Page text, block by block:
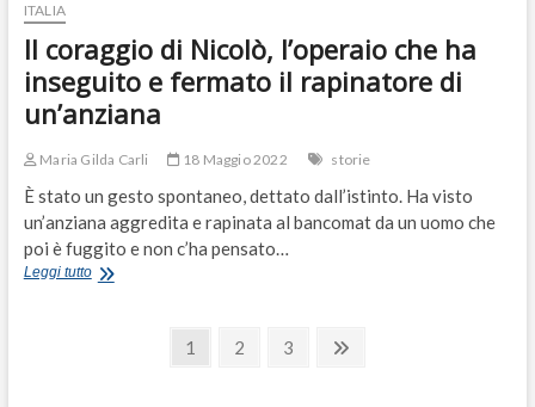
ITALIA
Il coraggio di Nicolò, l’operaio che ha
inseguito e fermato il rapinatore di
un’anziana
Maria Gilda Carli 18 Maggio 2022 storie
È stato un gesto spontaneo, dettato dall’istinto. Ha visto
un’anziana aggredita e rapinata al bancomat da un uomo che
poi è fuggito e non c’ha pensato…
Leggi tuttoIl
PaginazionePage
1 Page
2 Page
3
Next